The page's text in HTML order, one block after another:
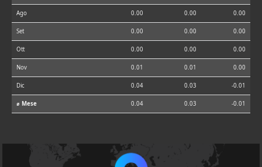
Ago 0.00 0.00 0.00
Set 0.00 0.00 0.00
Ott 0.00 0.00 0.00
Nov 0.01 0.01 0.00
Dic 0.04 0.03 -0.01
⌀ Mese 0.04 0.03 -0.01